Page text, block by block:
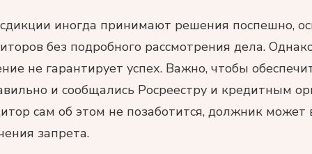
иногда принимают решения поспешно,
без подробного рассмотрения дела.
не гарантирует успех. Важно, чтобы
и сообщались Росреестру и кредитным
сам об этом не позаботится, должник может
запрета.